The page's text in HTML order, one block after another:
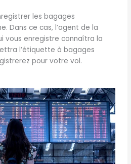
les bagages
Dans ce cas, l’agent de la
vous enregistre connaîtra la
l’étiquette à bagages
pour votre vol.